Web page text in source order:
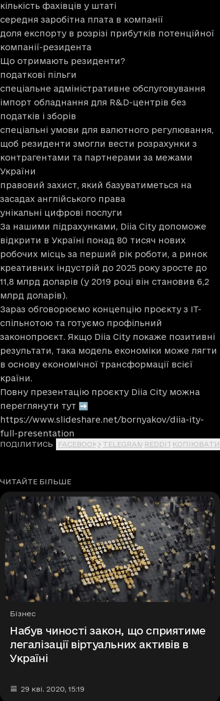
кількість фахівців у штаті
середня заробітна плата в компанії
доля експорту в розрізі прибутків потенційної
компанії-резидента
Що отримають резиденти?
податкові пільги
спеціальне адміністративне обслуговування
імпорт обладнання для R&D-центрів без
податків і зборів
спеціальні умови для валютного регулювання,
щоб резиденти змогли вести розрахунки з
контрагентами та партнерами за межами
України
правовий захист, який базуватиметься на
засадах англійського права
унікальні цифрові послуги
За нашими підрахунками, Diia City допоможе
відкрити в Україні понад 80 тисяч нових
робочих місць за перший рік роботи, а ринок
креативних індустрій до 2025 року зросте до
11,8 млрд доларів (у 2019 році він становив 6,2
млрд доларів).
Зараз обговорюємо концепцію проєкту з IT-
спільнотою та готуємо профільний
законопроєкт. Якщо Diia City покаже позитивні
результати, така модель економіки може лягти
в основу економічної трансформації всієї
країни.
Повну презентацію проєкту Diia City можна
переглянути тут ➡️
https://www.slideshare.net/bornyakov/diia-ity-
full-presentation
ПОДІЛИТИСЬ FACEBOOK X TELEGRAM REDDIT КОПІЮВАТИ
ЧИТАЙТЕ БІЛЬШЕ
Рубрики
Бізнес
Набув чиності закон, що сприятиме
легалізації віртуальних активів в
Україні
Дата та час публікації
29 кві. 2020, 15:19